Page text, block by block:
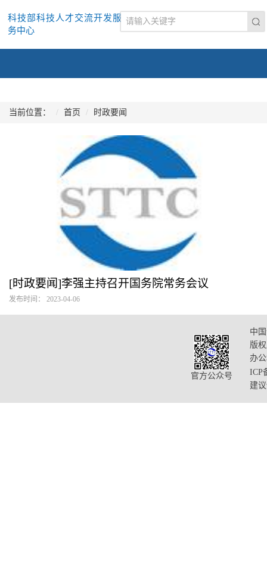
科技部科技人才交流开发服
务中心
当前位置： 首页 时政要闻
[时政要闻]李强主持召开国务院常务会议
发布时间： 2023-04-06
官方公众号
中
版
办
ICP
建